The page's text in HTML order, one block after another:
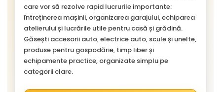
care vor să rezolve rapid lucrurile importante:
întreținerea mașinii, organizarea garajului, echiparea
atelierului și lucrările utile pentru casă și grădină.
Găsești accesorii auto, electrice auto, scule și unelte,
produse pentru gospodărie, timp liber și
echipamente practice, organizate simplu pe
categorii clare.